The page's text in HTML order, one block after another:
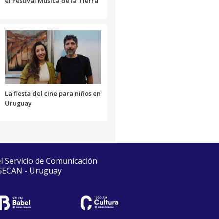
La fiesta del cine para niños en
Uruguay
de Comunicación
- Uruguay